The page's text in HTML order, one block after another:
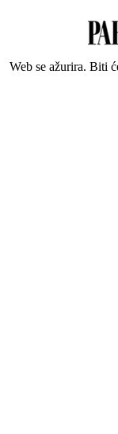
Web se ažurira. Biti